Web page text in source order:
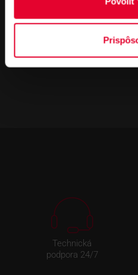
HIK270N Držiak
kvision
Technická
podpora 24/7